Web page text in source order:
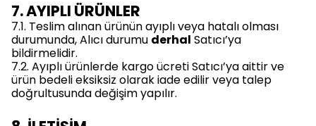
7. AYIPLI ÜRÜNLER
7.1. Teslim alınan ürünün ayıplı veya hatalı olması
durumunda, Alıcı durumu derhal Satıcı’ya
bildirmelidir.
7.2. Ayıplı ürünlerde kargo ücreti Satıcı’ya aittir ve
ürün bedeli eksiksiz olarak iade edilir veya talep
doğrultusunda değişim yapılır.